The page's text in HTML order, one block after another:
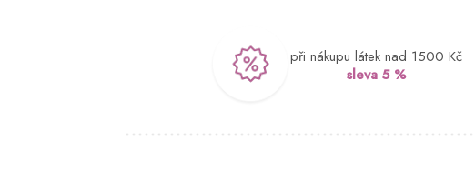
při nákupu látek nad 1500 Kč
sleva 5 %